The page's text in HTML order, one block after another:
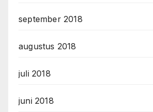
september 2018
augustus 2018
juli 2018
juni 2018